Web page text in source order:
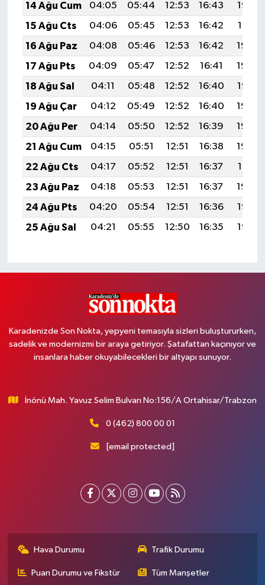
14 Ağu Cum
04:05 05:44 12:53 16:43
19:52
15 Ağu Cts
04:06 05:45 12:53 16:42
19:51
16 Ağu Paz
04:08 05:46 12:53 16:42
19:49
17 Ağu Pts
04:09 05:47 12:52 16:41
19:48
18 Ağu Sal
04:11 05:48 12:52 16:40
19:47
19 Ağu Çar
04:12 05:49 12:52 16:40
19:45
20 Ağu Per
04:14 05:50 12:52 16:39
19:44
21 Ağu Cum
04:15 05:51 12:51 16:38
19:42
22 Ağu Cts
04:17 05:52 12:51 16:37
19:41
23 Ağu Paz
04:18 05:53 12:51 16:37
19:39
24 Ağu Pts
04:20 05:54 12:51 16:36
19:38
25 Ağu Sal
04:21 05:55 12:50 16:35 19:36
Karadenizde Son Nokta, yepyeni temasıyla sizleri buluştururken,
sadelik ve modernizmi bir araya getiriyor. Şatafattan kaçınıyor ve
insanlara haber okuyabilecekleri bir altyapı sunuyor.
İnönü Mah. Yavuz Selim Bulvarı No:156/A Ortahisar/Trabzon
0 (462) 800 00 01
[email protected]
Hava Durumu Trafik Durumu
Puan Durumu ve Fikstür Tüm Manşetler